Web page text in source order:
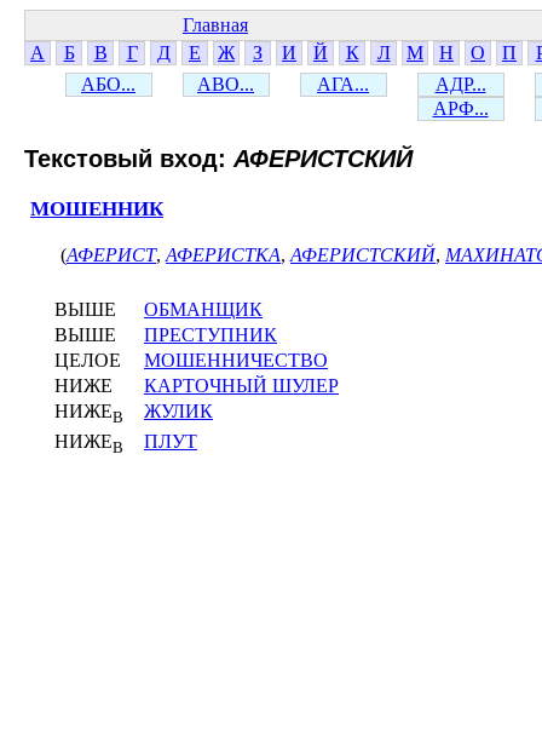
Главная
А
Б В Г Д Е Ж З И Й К Л М Н О П
АБО...
АВО... АГА...
АДР...
АРФ...
Текстовый вход: АФЕРИСТСКИЙ
МОШЕННИК
(АФЕРИСТ, АФЕРИСТКА, АФЕРИСТСКИЙ,
ВЫШЕ
ОБМАНЩИК
ВЫШЕ
ПРЕСТУПНИК
ЦЕЛОЕ
МОШЕННИЧЕСТВО
НИЖЕ
КАРТОЧНЫЙ ШУЛЕР
НИЖЕВ
ЖУЛИК
НИЖЕВ ПЛУТ